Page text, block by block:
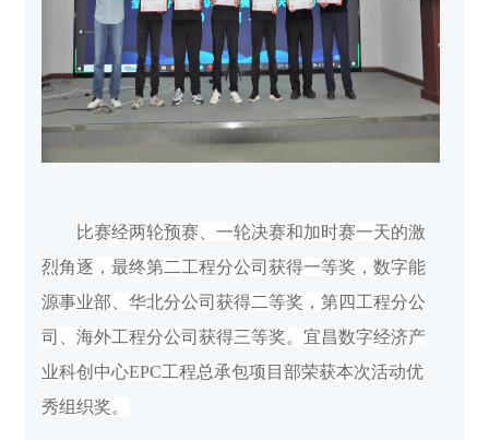
比赛经两轮预赛、一轮决赛和加时赛一天的激
烈角逐，最终第二工程分公司获得一等奖，数字能
源事业部、华北分公司获得二等奖，第四工程分公
司、海外工程分公司获得三等奖。宜昌数字经济产
业科创中心EPC工程总承包项目部荣获本次活动优
秀组织奖。